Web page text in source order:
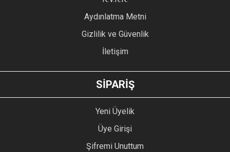
GÖNDER
Aydınlatma Metni
Gizlilik ve Güvenlik
İletişim
SİPARİŞ
Yeni Üyelik
Üye Girişi
Şifremi Unuttum